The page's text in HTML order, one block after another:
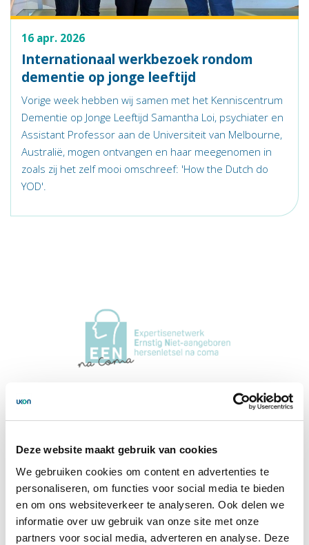
Deze website maakt gebruik van cookies
We gebruiken cookies om content en advertenties te
personaliseren, om functies voor social media te bieden
en om ons websiteverkeer te analyseren. Ook delen we
informatie over uw gebruik van onze site met onze
partners voor social media, adverteren en analyse. Deze
16 apr. 2026
Internationaal werkbezoek rondom
dementie op jonge leeftijd
Vorige week hebben wij samen met het Kenniscentrum
Dementie op Jonge Leeftijd Samantha Loi, psychiater en
Assistant Professor aan de Universiteit van Melbourne,
Australië, mogen ontvangen en haar meegenomen in
zoals zij het zelf mooi omschreef: 'How the Dutch do
YOD'.
14 apr. 2026
Twee vacatures voor AIOTO-trajecten
ouderengeneeskunde!
Er zijn twee AIOTO‑trajecten beschikbaar binnen de
ouderengeneeskunde, waarin je promotieonderzoek